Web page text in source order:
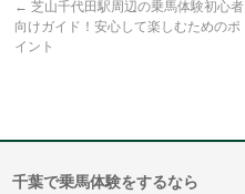
← 芝山千代田駅周辺の乗馬体験初心者
向けガイド！安心して楽しむためのポ
イント
千葉で乗馬体験をするなら